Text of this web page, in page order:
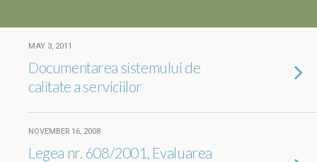
MAY 3, 2011
Documentarea sistemului de
calitate a serviciilor
NOVEMBER 16, 2008
Legea nr. 608/2001, Evaluarea